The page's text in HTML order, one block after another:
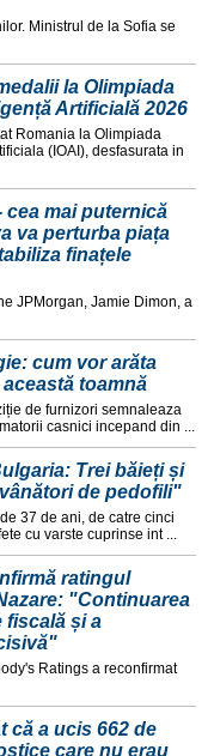
Ministrul de la Sofia se
la Olimpiada
Artificială 2026
Romania la Olimpiada
(IOAI), desfasurata in
cea mai puternică
va perturba piața
finațele
JPMorgan, Jamie Dimon, a
cum vor arăta
toamnă
de furnizori semnaleaza
casnici incepand din ...
Trei băieți și
de pedofili"
37 de ani, de catre cinci
cu varste cuprinse int ...
ratingul
"Continuarea
fiscală și a
Ratings a reconfirmat
că a ucis 662 de
care nu erau